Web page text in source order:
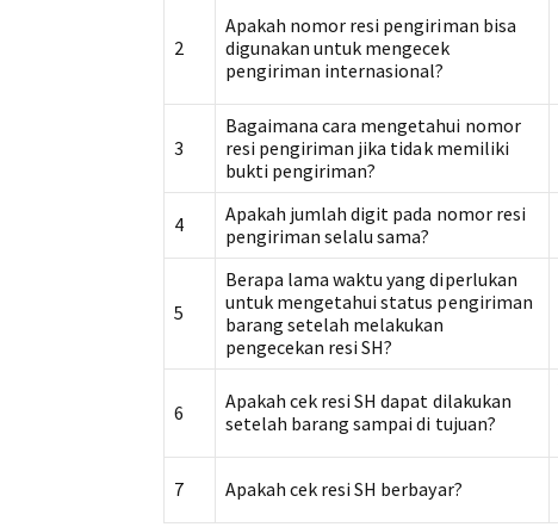
2
Apakah nomor resi pengiriman bisa
digunakan untuk mengecek
pengiriman internasional?
3
Bagaimana cara mengetahui nomor
resi pengiriman jika tidak memiliki
bukti pengiriman?
4
Apakah jumlah digit pada nomor resi
pengiriman selalu sama?
5
Berapa lama waktu yang diperlukan
untuk mengetahui status pengiriman
barang setelah melakukan
pengecekan resi SH?
6
Apakah cek resi SH dapat dilakukan
setelah barang sampai di tujuan?
7 Apakah cek resi SH berbayar?